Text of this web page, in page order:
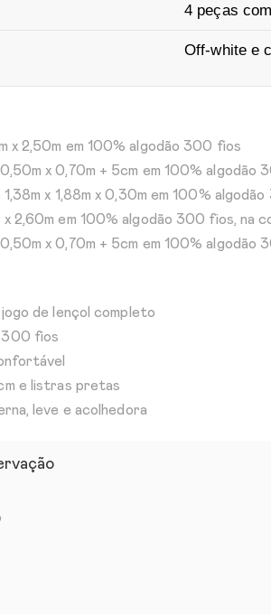
4 peças
Off-white e
x 2,50m em 100% algodão 300 fios
x 0,70m + 5cm em 100% algodão
1,38m x 1,88m x 0,30m em 100%
x 2,60m em 100% algodão 300 fios, na
x 0,70m + 5cm em 100%
de lençol completo
300 fios
e listras pretas
leve e acolhedora